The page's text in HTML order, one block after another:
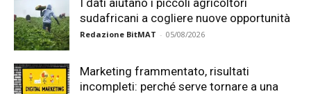
I dati aiutano i piccoli agricoltori
sudafricani a cogliere nuove opportunità
Redazione BitMAT - 05/08/2026
Marketing frammentato, risultati
incompleti: perché serve tornare a una